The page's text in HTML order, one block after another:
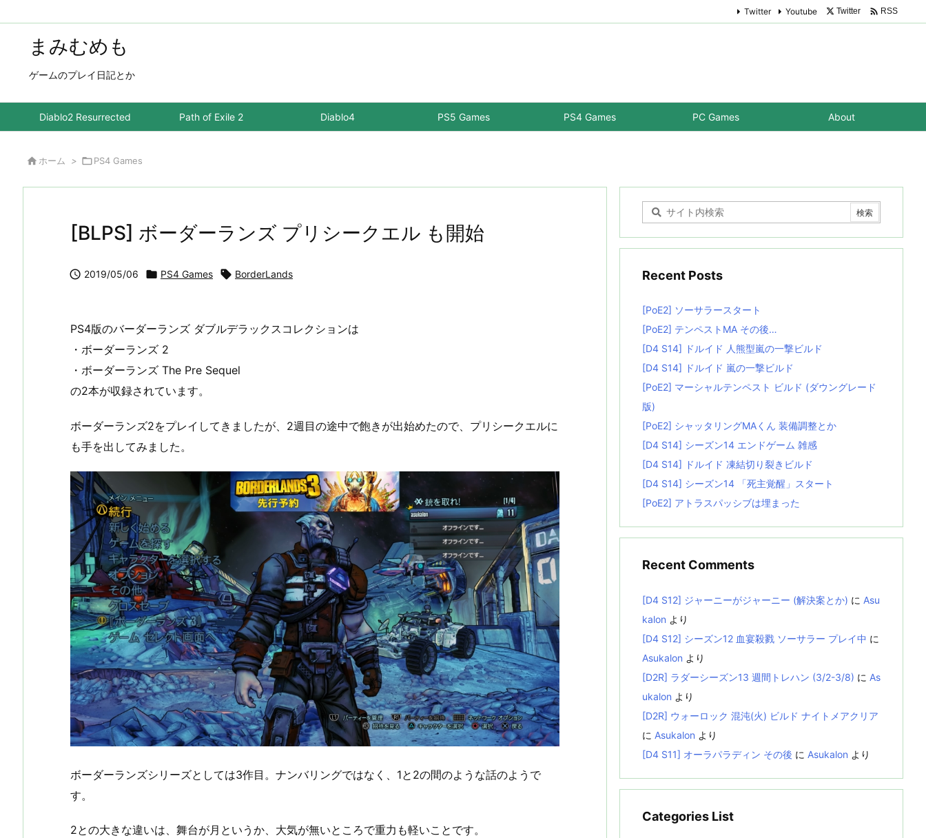
まみむめも
ゲームのプレイ日記とか
Diablo2 Resurrected Path of Exile 2 Diablo4 PS5 Games PS4 Games PC Games About
Twitter Youtube Twitter  RSS
 ホーム > PS4 Games
[BLPS] ボーダーランズ プリシークエル も開始
 2019/05/06  PS4 Games  BorderLands
PS4版のバーダーランズ ダブルデラックスコレクションは
・ボーダーランズ 2
・ボーダーランズ The Pre Sequel
の2本が収録されています。
ボーダーランズ2をプレイしてきましたが、2週目の途中で飽きが出始めたので、プリシークエルに
も手を出してみました。
ボーダーランズシリーズとしては3作目。ナンバリングではなく、1と2の間のような話のようで
す。
2との大きな違いは、舞台が月というか、大気が無いところで重力も軽いことです。
Recent Posts
[PoE2] ソーサラースタート
[PoE2] テンペストMA その後…
[D4 S14] ドルイド 人熊型嵐の一撃ビルド
[D4 S14] ドルイド 嵐の一撃ビルド
[PoE2] マーシャルテンペスト ビルド (ダウングレード
版)
[PoE2] シャッタリングMAくん 装備調整とか
[D4 S14] シーズン14 エンドゲーム 雑感
[D4 S14] ドルイド 凍結切り裂きビルド
[D4 S14] シーズン14 「死主覚醒」スタート
[PoE2] アトラスパッシブは埋まった
Recent Comments
[D4 S12] ジャーニーがジャーニー (解決案とか) に Asu
kalon より
[D4 S12] シーズン12 血宴殺戮 ソーサラー プレイ中 に
Asukalon より
[D2R] ラダーシーズン13 週間トレハン (3/2-3/8) に As
ukalon より
[D2R] ウォーロック 混沌(火) ビルド ナイトメアクリア
に Asukalon より
[D4 S11] オーラパラディン その後 に Asukalon より
Categories List